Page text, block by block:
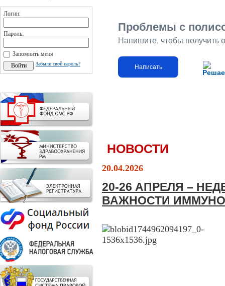
Логин:
Пароль:
Запомнить меня
Забыли свой пароль?
Проблемы с
Напишите, чтобы получить
Написать
НОВОСТИ
20.04.2026
20-26 АПРЕЛЯ –
ВАЖНОСТИ